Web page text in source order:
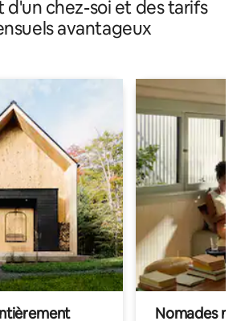
d'un chez-soi et des tarifs
avantageux
Nomades